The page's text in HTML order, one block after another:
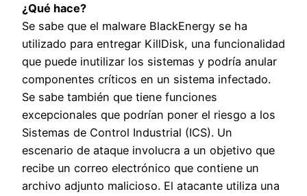
¿Qué hace?
Se sabe que el malware BlackEnergy se ha
utilizado para entregar KillDisk, una funcionalidad
que puede inutilizar los sistemas y podría anular
componentes críticos en un sistema infectado.
Se sabe también que tiene funciones
excepcionales que podrían poner el riesgo a los
Sistemas de Control Industrial (ICS). Un
escenario de ataque involucra a un objetivo que
recibe un correo electrónico que contiene un
archivo adjunto malicioso. El atacante utiliza una